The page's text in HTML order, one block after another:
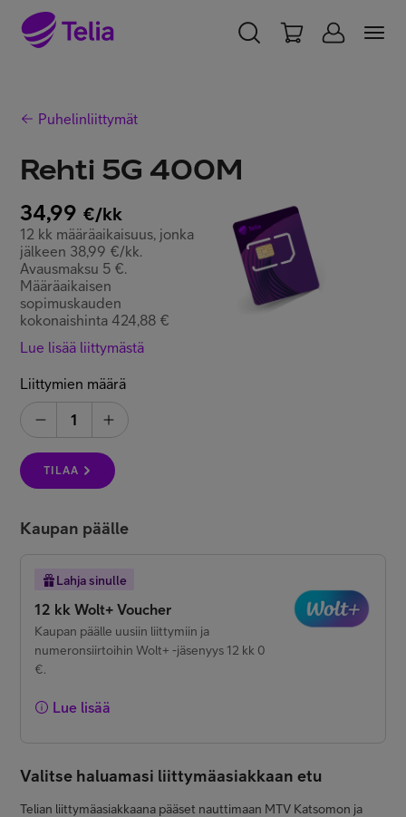
TELIA FINLAND
Liittymät ja palvelut
Laitteet
TV ja viihde
Minun Telia
Puhelinliittymät
Rehti 5G 400M
34,99 €/kk
12 kk määräaikaisuus, jonka
jälkeen 38,99 €/kk.
Avausmaksu 5 €.
Määräaikaisen
sopimuskauden
kokonaishinta 424,88 €
Liittymien määrä
1
TILAA
Lue lisää liittymästä
Kaupan päälle
12 kk Wolt+ Voucher
Lahja sinulle
Kaupan päälle uusiin liittymiin ja
numeronsiirtoihin Wolt+ -jäsenyys 12 kk 0
€.
Lue lisää
Valitse haluamasi liittymäasiakkaan etu
Telian liittymäasiakkaana pääset nauttimaan MTV Katsomon ja